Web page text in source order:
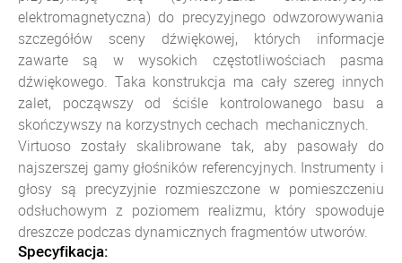
elektromagnetyczna) do precyzyjnego odwzorowywania
szczegółów sceny dźwiękowej, których informacje
zawarte są w wysokich częstotliwościach pasma
dźwiękowego. Taka konstrukcja ma cały szereg innych
zalet, począwszy od ściśle kontrolowanego basu a
skończywszy na korzystnych cechach mechanicznych.
Virtuoso zostały skalibrowane tak, aby pasowały do
najszerszej gamy głośników referencyjnych. Instrumenty i
głosy są precyzyjnie rozmieszczone w pomieszczeniu
odsłuchowym z poziomem realizmu, który spowoduje
dreszcze podczas dynamicznych fragmentów utworów.
Specyfikacja: